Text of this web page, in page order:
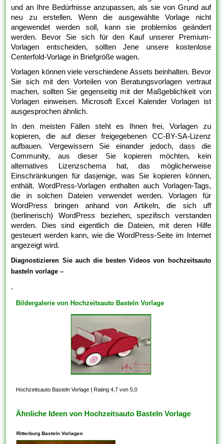
und an Ihre Bedürfnisse anzupassen, als sie von Grund auf
neu zu erstellen. Wenn die ausgewählte Vorlage nicht
angewendet werden soll, kann sie problemlos geändert
werden. Bevor Sie sich für den Kauf unserer Premium-
Vorlagen entscheiden, sollten Jene unsere kostenlose
Centerfold-Vorlage in Briefgröße wagen.
Vorlagen können viele verschiedene Assets beinhalten. Bevor
Sie sich mit den Vorteilen von Beratungsvorlagen vertraut
machen, sollten Sie gegenseitig mit der Maßgeblichkeit von
Vorlagen einweisen. Microsoft Excel Kalender Vorlagen ist
ausgesprochen ähnlich.
In den meisten Fällen steht es Ihnen frei, Vorlagen zu
kopieren, die auf dieser freigegebenen CC-BY-SA-Lizenz
aufbauen. Vergewissern Sie einander jedoch, dass die
Community, aus dieser Sie kopieren möchten, kein
alternatives Lizenzschema hat, das möglicherweise
Einschränkungen für dasjenige, was Sie kopieren können,
enthält. WordPress-Vorlagen enthalten auch Vorlagen-Tags,
die in solchen Dateien verwendet werden. Vorlagen für
WordPress bringen anhand von Artikeln, die sich uff
(berlinerisch) WordPress beziehen, spezifisch verstanden
werden. Dies sind eigentlich die Dateien, mit deren Hilfe
gesteuert werden kann, wie die WordPress-Seite im Internet
angezeigt wird.
Diagnostizieren Sie auch die besten Videos von hochzeitsauto
basteln vorlage –
.
Bildergalerie von Hochzeitsauto Basteln Vorlage
Hochzeitsauto Basteln Vorlage |Rating 4,7 von 5,0
Ähnliche Ideen von Hochzeitsauto Basteln Vorlage
Ritterburg Basteln Vorlagen